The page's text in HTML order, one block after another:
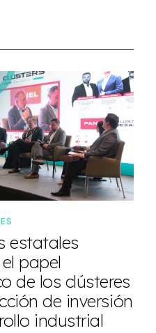
estatales
papel
de los clústeres
de inversión
industrial